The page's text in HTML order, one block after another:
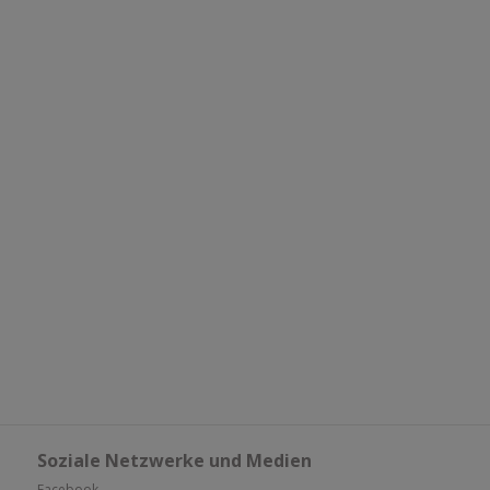
Soziale Netzwerke und Medien